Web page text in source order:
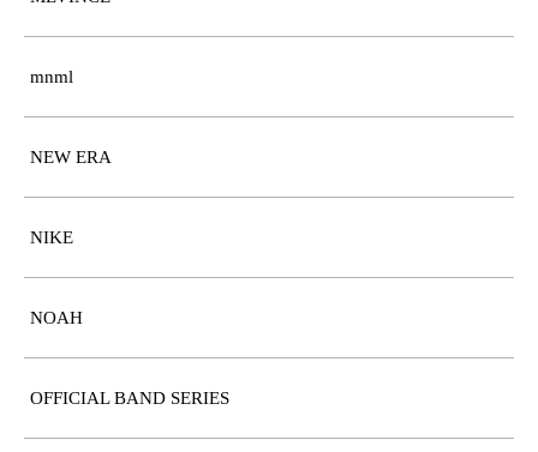
mnml
NEW ERA
NIKE
NOAH
OFFICIAL BAND SERIES